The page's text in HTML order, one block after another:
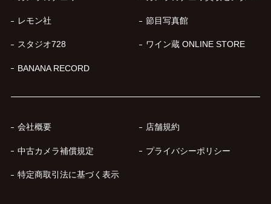
レモン社 節目写真館
スタジオ728 ワイン蔵 ONLINE STORE
BANANA RECORD
会社概要 店舗規約
中古カメラ補償規定 プライバシーポリシー
特定商取引法に基づく表示